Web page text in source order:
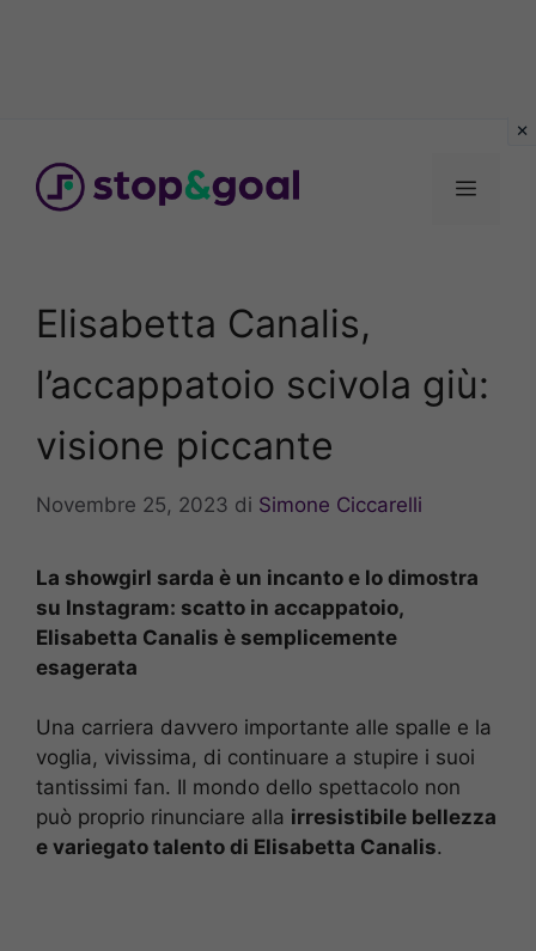
contenuto
Menu
Elisabetta Canalis,
l’accappatoio scivola giù:
visione piccante
Novembre 25, 2023 di Simone Ciccarelli
La showgirl sarda è un incanto e lo dimostra
su Instagram: scatto in accappatoio,
Elisabetta Canalis è semplicemente
esagerata
Una carriera davvero importante alle spalle e la
voglia, vivissima, di continuare a stupire i suoi
tantissimi fan. Il mondo dello spettacolo non
può proprio rinunciare alla irresistibile bellezza
e variegato talento di Elisabetta Canalis.